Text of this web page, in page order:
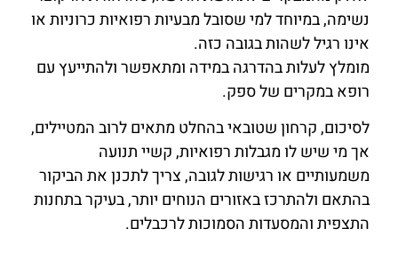
נשימה, במיוחד למי שסובל מבעיות רפואיות כרוניות או
אינו רגיל לשהות בגובה כזה.
מומלץ לעלות בהדרגה במידה ומתאפשר ולהתייעץ עם
רופא במקרים של ספק.
לסיכום, קרחון שטובאי בהחלט מתאים לרוב המטיילים,
אך מי שיש לו מגבלות רפואיות, קשיי תנועה
משמעותיים או רגישות לגובה, צריך לתכנן את הביקור
בהתאם ולהתרכז באזורים הנוחים יותר, בעיקר בתחנות
התצפית והמסעדות הסמוכות לרכבלים.